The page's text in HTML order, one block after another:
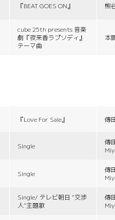
『BEAT GOES ON』 熊
cube 25th presents 音楽
劇『夜来香ラプソディ』
テーマ曲
本
『Love For Sale』 傳
Single
傳
Single
傳
Single/ テレビ朝日 “交渉
人”主題歌
傳